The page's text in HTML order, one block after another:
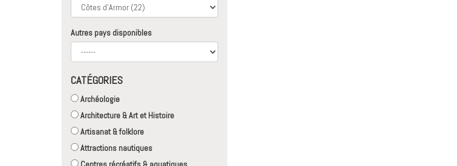
Autres pays disponibles
CATÉGORIES
Archéologie
Architecture & Art et Histoire
Artisanat & folklore
Attractions nautiques